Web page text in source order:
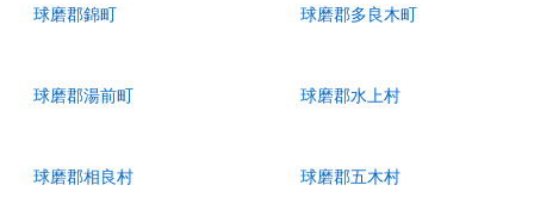
球磨郡錦町 球磨郡多良木町
球磨郡湯前町 球磨郡水上村
球磨郡相良村 球磨郡五木村